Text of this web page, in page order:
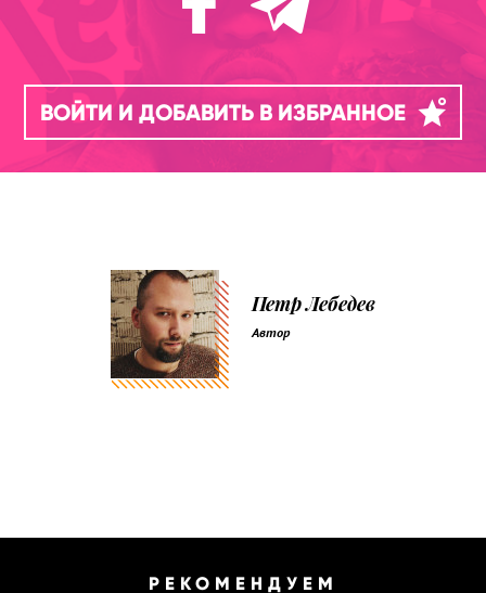
ВОЙТИ И ДОБАВИТЬ В ИЗБРАННОЕ
Петр Лебедев
Автор
РЕКОМЕНДУЕМ